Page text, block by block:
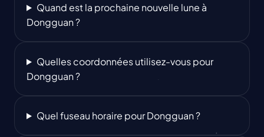
Quand est la prochaine nouvelle lune à
Dongguan ?
Quelles coordonnées utilisez-vous pour
Dongguan ?
Quel fuseau horaire pour Dongguan ?